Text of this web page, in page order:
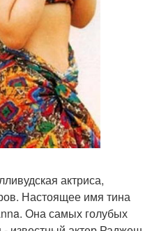
актриса,
Настоящее имя тина
Она самых голубых